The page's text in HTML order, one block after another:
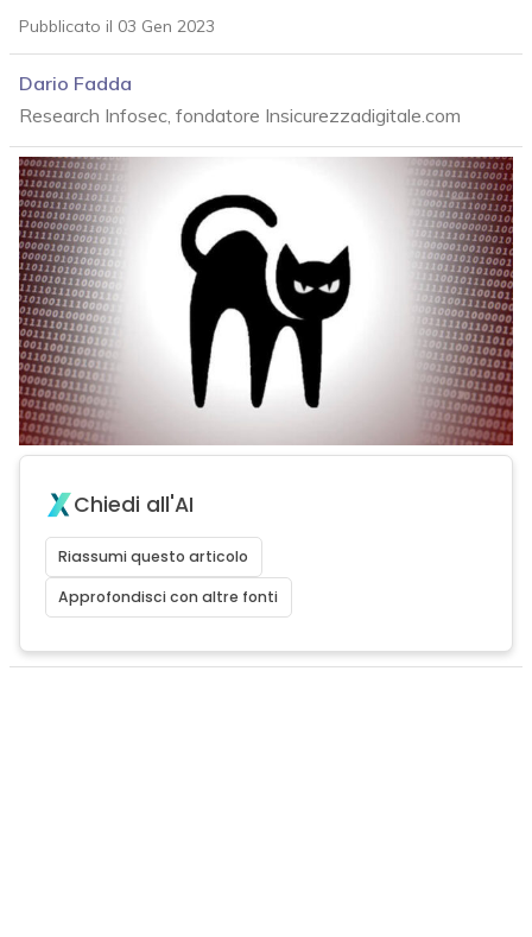
Pubblicato il 03 Gen 2023
Dario Fadda
Research Infosec, fondatore Insicurezzadigitale.com
Chiedi all'AI
Riassumi questo articolo
Approfondisci con altre fonti